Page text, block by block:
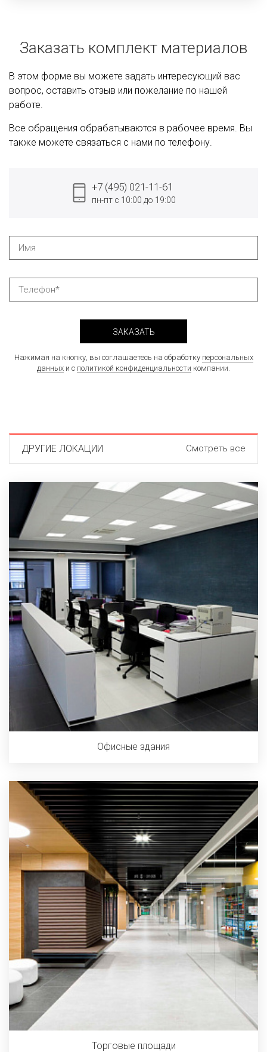
Заказать комплект материалов
В этом форме вы можете задать интересующий вас
вопрос, оставить отзыв или пожелание по нашей
работе.
Все обращения обрабатываются в рабочее время. Вы
также можете связаться с нами по телефону.
+7 (495) 021-11-61
пн-пт с 10:00 до 19:00
ЗАКАЗАТЬ
Нажимая на кнопку, вы соглашаетесь на обработку персональных
данных и с политикой конфиденциальности компании.
ДРУГИЕ ЛОКАЦИИ Смотреть все
Офисные здания
Торговые площади